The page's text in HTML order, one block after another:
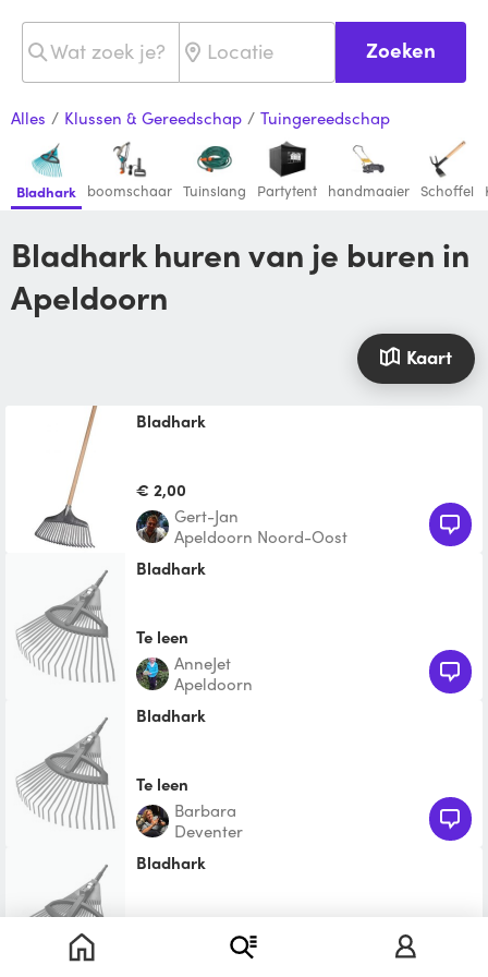
Zoeken
Alles / Klussen & Gereedschap / Tuingereedschap
Bladhark boomschaar Tuinslang Partytent handmaaier Schoffel
Bladhark huren van je buren in
Apeldoorn
Kaart
bladhark
€ 2,00
Gert-Jan
Apeldoorn Noord-Oost
Bladhark
Te leen
AnneJet
Apeldoorn
Bladhark
Te leen
Barbara
Deventer
Bladhark